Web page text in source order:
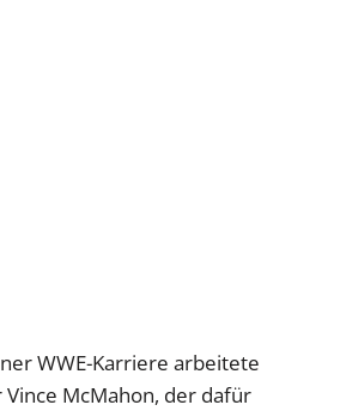
WWE-Karriere arbeitete
McMahon, der dafür